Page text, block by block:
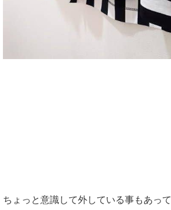
ちょっと意識して外している事もあっ